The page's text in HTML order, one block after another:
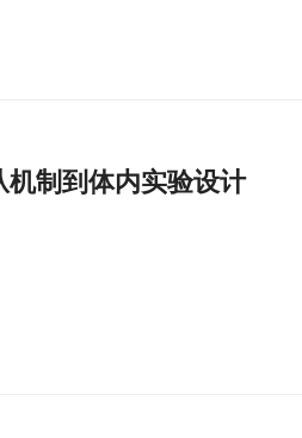
制到体内实验设计